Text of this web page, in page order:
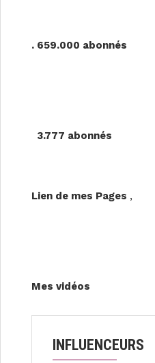
. 659.000 abonnés
3.777 abonnés
Lien de mes Pages ,
Mes vidéos
INFLUENCEURS